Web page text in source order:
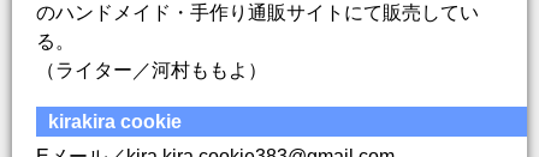
のハンドメイド・手作り通販サイトにて販売してい
る。
（ライター／河村ももよ）
kirakira cookie